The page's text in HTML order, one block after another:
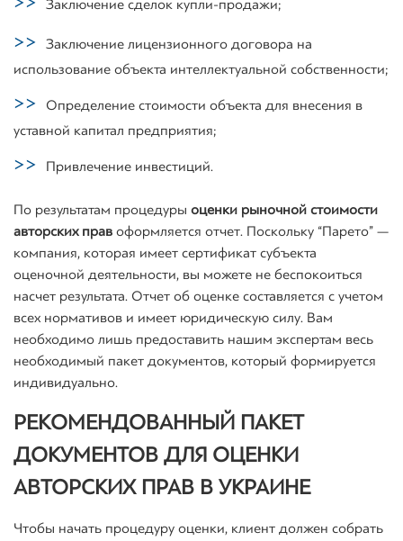
Заключение сделок купли-продажи;
Заключение лицензионного договора на
использование объекта интеллектуальной собственности;
Определение стоимости объекта для внесения в
уставной капитал предприятия;
Привлечение инвестиций.
По результатам процедуры оценки рыночной стоимости
авторских прав оформляется отчет. Поскольку “Парето” —
компания, которая имеет сертификат субъекта
оценочной деятельности, вы можете не беспокоиться
насчет результата. Отчет об оценке составляется с учетом
всех нормативов и имеет юридическую силу. Вам
необходимо лишь предоставить нашим экспертам весь
необходимый пакет документов, который формируется
индивидуально.
РЕКОМЕНДОВАННЫЙ ПАКЕТ
ДОКУМЕНТОВ ДЛЯ ОЦЕНКИ
АВТОРСКИХ ПРАВ В УКРАИНЕ
Чтобы начать процедуру оценки, клиент должен собрать